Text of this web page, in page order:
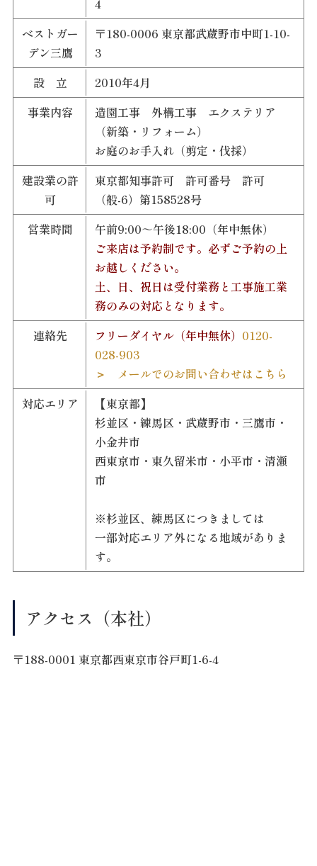
4
ベストガー
デン三鷹
〒180-0006 東京都武蔵野市中町1-10-
3
設 立
2010年4月
事業内容
造園工事 外構工事 エクステリア
（新築・リフォーム）
お庭のお手入れ（剪定・伐採）
建設業の許
可
東京都知事許可 許可番号 許可
（般-6）第158528号
営業時間
午前9:00～午後18:00（年中無休）
ご来店は予約制です。必ずご予約の上
お越しください。
土、日、祝日は受付業務と工事施工業
務のみの対応となります。
連絡先
フリーダイヤル（年中無休） 0120-
028-903
＞ メールでのお問い合わせはこちら
対応エリア
【東京都】
杉並区・練馬区・武蔵野市・三鷹市・
小金井市
西東京市・東久留米市・小平市・清瀬
市
※杉並区、練馬区につきましては
一部対応エリア外になる地域がありま
す。
アクセス（本社）
〒188-0001 東京都西東京市谷戸町1-6-4